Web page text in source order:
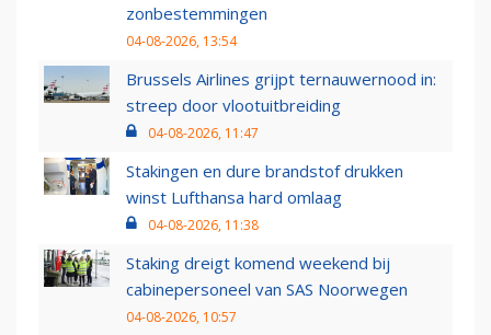
zonbestemmingen
04-08-2026, 13:54
Brussels Airlines grijpt ternauwernood in:
streep door vlootuitbreiding
04-08-2026, 11:47
Stakingen en dure brandstof drukken
winst Lufthansa hard omlaag
04-08-2026, 11:38
Staking dreigt komend weekend bij
cabinepersoneel van SAS Noorwegen
04-08-2026, 10:57